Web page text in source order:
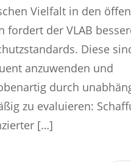
Vielfalt in den
fordert der VLAB
Diese
anzuwenden und
durch
zu evaluieren:
[…]